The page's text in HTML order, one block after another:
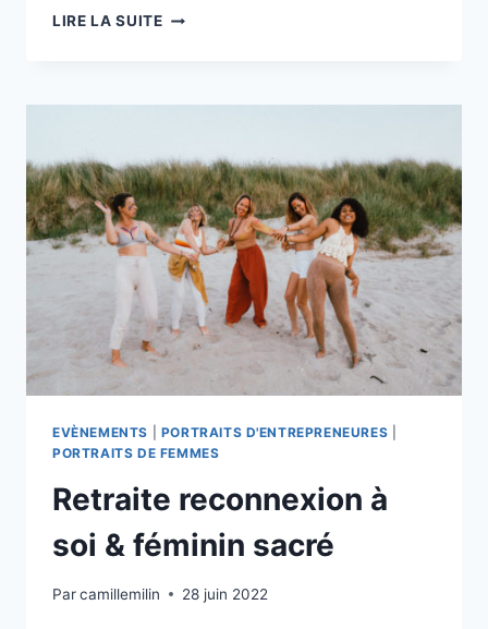
LIRE LA SUITEJOURNÉE
LA
LIN
EVÈNEMENTS PORTRAITS D'ENTREPRENEURES
PORTRAITS DE FEMMES
Retraite reconnexion à
soi & féminin sacré
Parcamillemilin 28 juin 2022